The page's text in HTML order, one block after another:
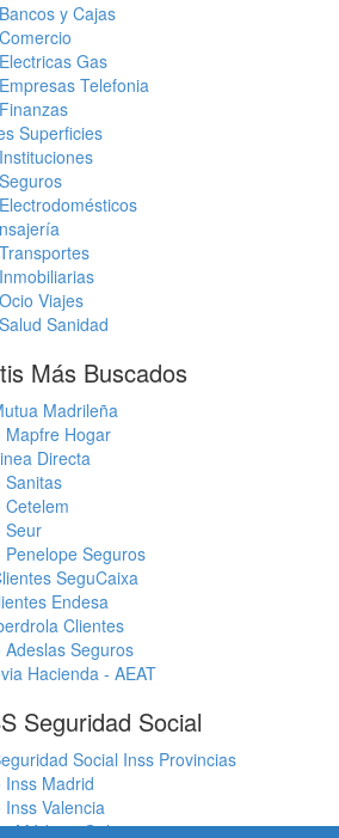
y Cajas
Gas
Telefonia
Superficies
Viajes
Sanidad
Más Buscados
Madrileña
Mapfre Hogar
Directa
Sanitas
Seur
Seguros
SeguCaixa
Endesa
Clientes
Seguros
Hacienda - AEAT
Seguridad Social
Social Inss Provincias
Madrid
Valencia
Médicos Galicia